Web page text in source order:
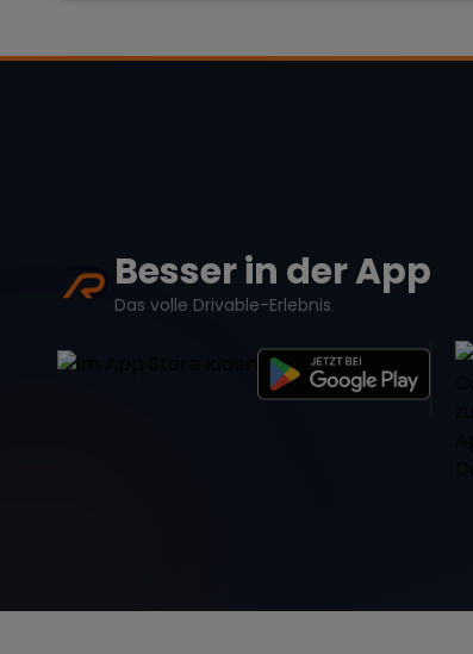
Besser in der App
Das volle Drivable-Erlebnis